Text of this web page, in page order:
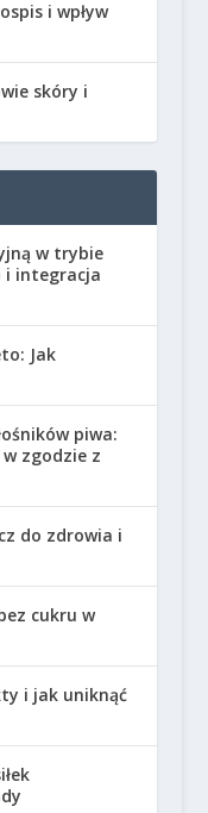
i wpływ
skóry i
w trybie
i integracja
Jak
piwa:
zgodzie z
do zdrowia i
cukru w
i jak uniknąć